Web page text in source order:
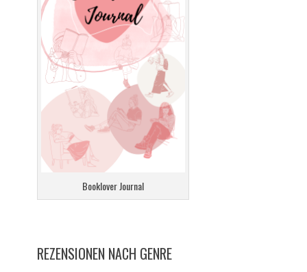
Booklover Journal
REZENSIONEN NACH GENRE